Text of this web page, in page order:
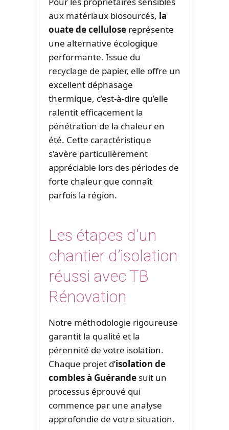
aux matériaux biosourcés, la
ouate de cellulose représente
une alternative écologique
performante. Issue du
recyclage de papier, elle offre un
excellent déphasage
thermique, c’est-à-dire qu’elle
ralentit efficacement la
pénétration de la chaleur en
été. Cette caractéristique
s’avère particulièrement
appréciable lors des périodes de
forte chaleur que connaît
parfois la région.
Les étapes d’un
chantier d’isolation
réussi avec TB
Rénovation
Notre méthodologie rigoureuse
garantit la qualité et la
pérennité de votre isolation.
Chaque projet d’isolation de
combles à Guérande suit un
processus éprouvé qui
commence par une analyse
approfondie de votre situation.